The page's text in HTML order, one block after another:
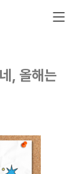
, 올해는